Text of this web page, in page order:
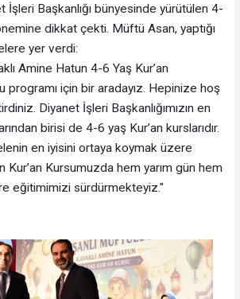
İşleri Başkanlığı bünyesinde yürütülen 4-
dikkat çekti. Müftü Asan, yaptığı
yer verdi:
Amine Hatun 4-6 Yaş Kur’an
programı için bir aradayız. Hepinize hoş
Diyanet İşleri Başkanlığımızın en
birisi de 4-6 yaş Kur’an kurslarıdır.
en iyisini ortaya koymak üzere
Kur’an Kursumuzda hem yarım gün hem
eğitimimizi sürdürmekteyiz."